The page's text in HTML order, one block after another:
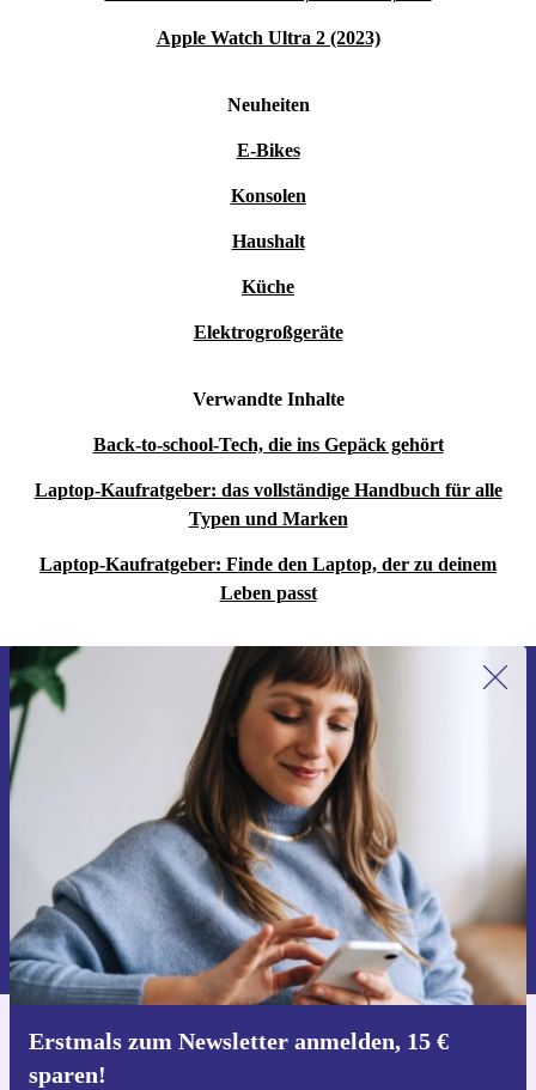
Apple Watch Ultra 2 (2023)
Neuheiten
E-Bikes
Konsolen
Haushalt
Küche
Elektrogroßgeräte
Verwandte Inhalte
Back-to-school-Tech, die ins Gepäck gehört
Laptop-Kaufratgeber: das vollständige Handbuch für alle
Typen und Marken
Laptop-Kaufratgeber: Finde den Laptop, der zu deinem
Leben passt
Erstmals zum Newsletter anmelden, 15 €
sparen!
Erstmals zum Newsletter anmelden,
15 € sparen!
Verpasse kein Angebot mehr.
Gutschein anfordern
Informationen über die Verwendung personenbezogener Daten findest
du in unserer
Datenschutzerklärung.
Hol dir die refurbed-App